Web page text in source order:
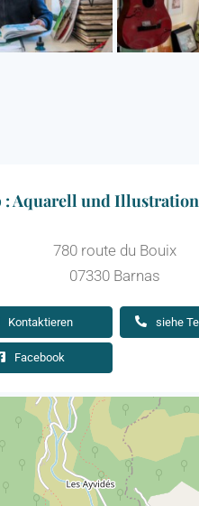
: Aquarell und
780 route du Bouix
07330 Barnas
Kontaktieren siehe
Facebook